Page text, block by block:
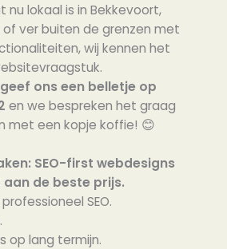
nu lokaal is in Bekkevoort,
of ver buiten de grenzen met
wij kennen het
geef ons een belletje op
en we bespreken het graag
met een kopje koffie! 😊
SEO-first webdesigns
de beste prijs.
SEO.
op lang termijn.